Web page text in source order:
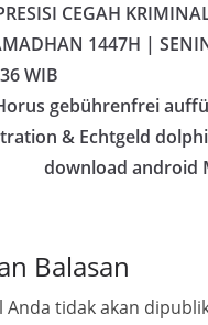
CEGAH
1447H |
WIB
gebührenfrei
& Echtgeld
download android
Balasan
Anda tidak akan